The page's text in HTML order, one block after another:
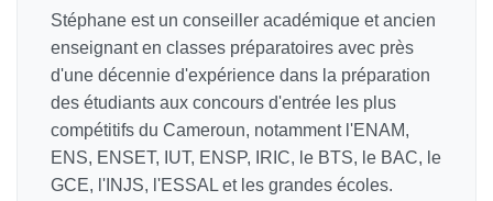
Stéphane est un conseiller académique et ancien
enseignant en classes préparatoires avec près
d'une décennie d'expérience dans la préparation
des étudiants aux concours d'entrée les plus
compétitifs du Cameroun, notamment l'ENAM,
ENS, ENSET, IUT, ENSP, IRIC, le BTS, le BAC, le
GCE, l'INJS, l'ESSAL et les grandes écoles.